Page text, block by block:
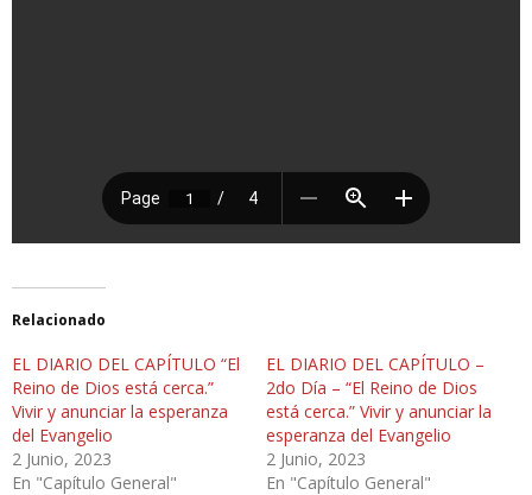
Relacionado
EL DIARIO DEL CAPÍTULO “El
Reino de Dios está cerca.”
Vivir y anunciar la esperanza
del Evangelio
2 Junio, 2023
En "Capítulo General"
EL DIARIO DEL CAPÍTULO –
2do Día – “El Reino de Dios
está cerca.” Vivir y anunciar la
esperanza del Evangelio
2 Junio, 2023
En "Capítulo General"